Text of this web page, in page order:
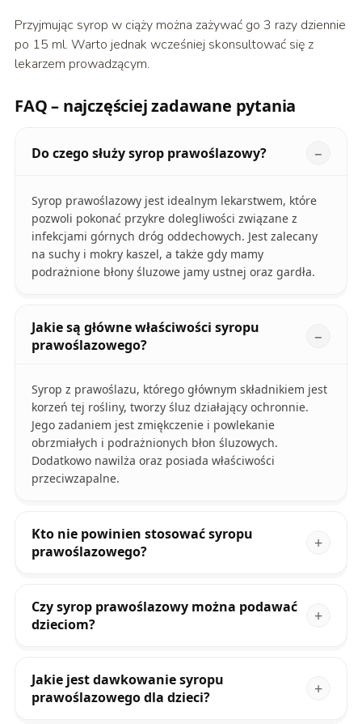
Przyjmując syrop w ciąży można zażywać go 3 razy dziennie
po 15 ml. Warto jednak wcześniej skonsultować się z
lekarzem prowadzącym.
FAQ – najczęściej zadawane pytania
Do czego służy syrop prawoślazowy?
Syrop prawoślazowy jest idealnym lekarstwem, które
pozwoli pokonać przykre dolegliwości związane z
infekcjami górnych dróg oddechowych. Jest zalecany
na suchy i mokry kaszel, a także gdy mamy
podrażnione błony śluzowe jamy ustnej oraz gardła.
Jakie są główne właściwości syropu
prawoślazowego?
Syrop z prawoślazu, którego głównym składnikiem jest
korzeń tej rośliny, tworzy śluz działający ochronnie.
Jego zadaniem jest zmiękczenie i powlekanie
obrzmiałych i podrażnionych błon śluzowych.
Dodatkowo nawilża oraz posiada właściwości
przeciwzapalne.
Kto nie powinien stosować syropu
prawoślazowego?
Czy syrop prawoślazowy można podawać
dzieciom?
Jakie jest dawkowanie syropu
prawoślazowego dla dzieci?